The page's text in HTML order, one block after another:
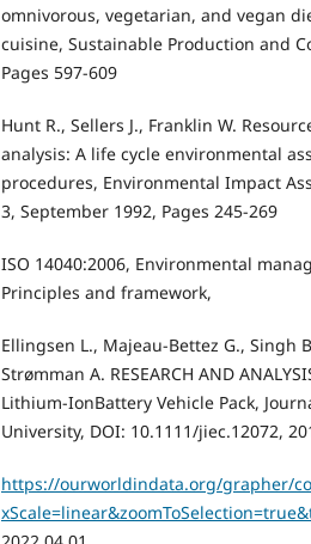
omnivorous, vegetarian, and vegan
cuisine, Sustainable Production and
Pages 597-609
Hunt R., Sellers J., Franklin W.
analysis: A life cycle environmental
procedures, Environmental Impact
3, September 1992, Pages 245-269
ISO 14040:2006, Environmental
Principles and framework,
Ellingsen L., Majeau-Bettez G., Singh
Strømman A. RESEARCH AND
Lithium-IonBattery Vehicle Pack,
University, DOI: 10.1111/jiec.12072,
https://ourworldindata.org/grapher/